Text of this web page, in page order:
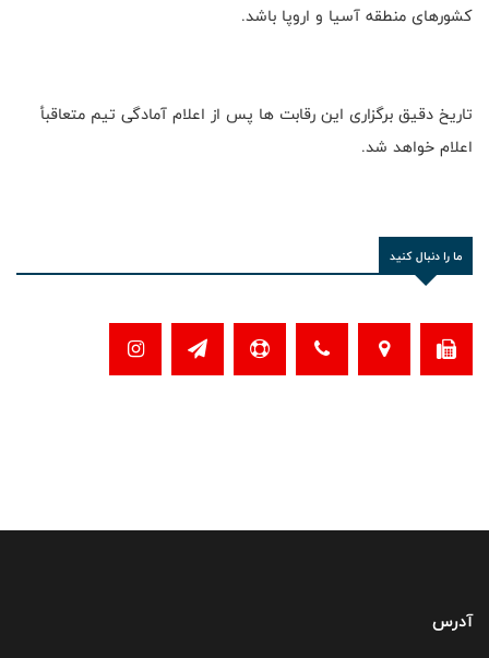
کشورهای منطقه آسیا و اروپا باشد.
تاریخ دقیق برگزاری این رقابت ها پس از اعلام آمادگی تیم متعاقبأ
اعلام خواهد شد.
ما را دنبال کنید
آدرس